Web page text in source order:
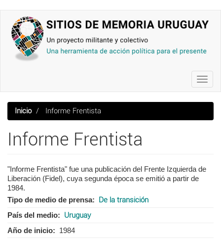
contenido
principal
Inicio Informe Frentista
Informe Frentista
"Informe Frentista" fue una publicación del Frente Izquierda de
Liberación (Fidel), cuya segunda época se emitió a partir de
1984.
Tipo de medio de prensa
De la transición
País del medio Uruguay
Año de inicio
1984